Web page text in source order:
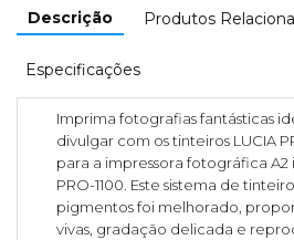
Descrição Produtos
Especificações
Imprima fotografias fantásticas
divulgar com os tinteiros LUCIA
para a impressora fotográfica A2
PRO-1100. Este sistema de
pigmentos foi melhorado,
vivas, gradação delicada e